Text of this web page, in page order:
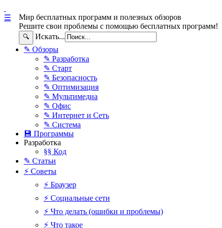
Мир бесплатных программ и полезных обзоров
Решите свои проблемы с помощью бесплатных программ!
🔍 Искать...
☰
✎ Обзоры
✎ Разработка
✎ Старт
✎ Безопасность
✎ Оптимизация
✎ Мультимедиа
✎ Офис
✎ Интернет и Сеть
✎ Система
💾 Программы
Разработка
§§ Код
✎ Статьи
⚡ Советы
⚡ Браузер
⚡ Социальные сети
⚡ Что делать (ошибки и проблемы)
⚡ Что такое